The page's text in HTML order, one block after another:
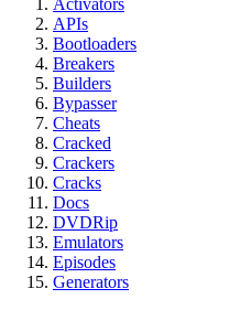
Activators
APIs
Bootloaders
Breakers
Builders
Bypasser
Cheats
Cracked
Crackers
Cracks
Docs
DVDRip
Emulators
Episodes
Generators